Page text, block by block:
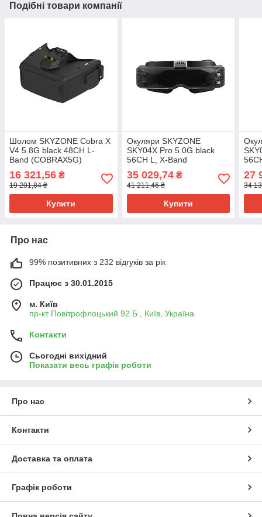
Подібні товари компанії
Шолом SKYZONE Cobra X
V4 5.8G black 48CH L-
Band (COBRAX5G)
16 321,56 ₴
19 201,84 ₴
Купити
Окуляри SKYZONE
SKY04X Pro 5.0G black
56CH L, X-Band
35 029,74₴
41 211,46 ₴
Купити
27
34
Про нас
99% позитивних з 232 відгуків за рік
Працює з 30.01.2015
м. Київ
пр-кт Повітрофлоцький 92 Б , Київ, Україна
Контакти
Сьогодні вихідний
Показати весь графік роботи
Про нас
Контакти
Доставка та оплата
Графік роботи